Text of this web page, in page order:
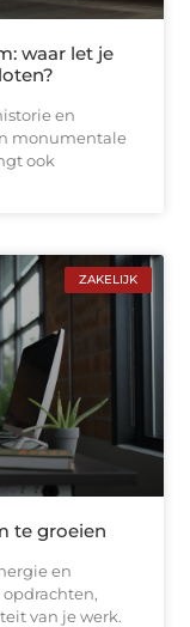
waar let je
en
monumentale
ook
ZAKELIJK
te groeien
en
van je werk.